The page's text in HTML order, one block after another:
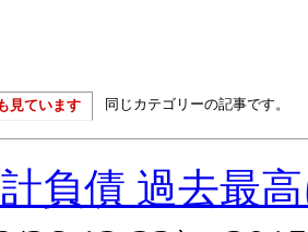
見ています 同じカテゴリーの記事です。
負債 過去最